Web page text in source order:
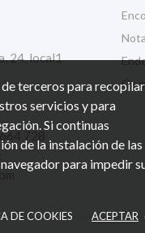
terceros para recopilar
servicios y para
Si continuas
de la instalación de las
para impedir
DE COOKIES ACEPTAR
24, local1
728
Os